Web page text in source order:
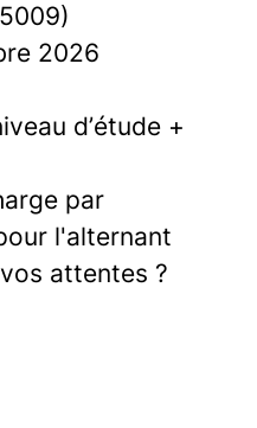
2026
d’étude +
par
l'alternant
attentes ?